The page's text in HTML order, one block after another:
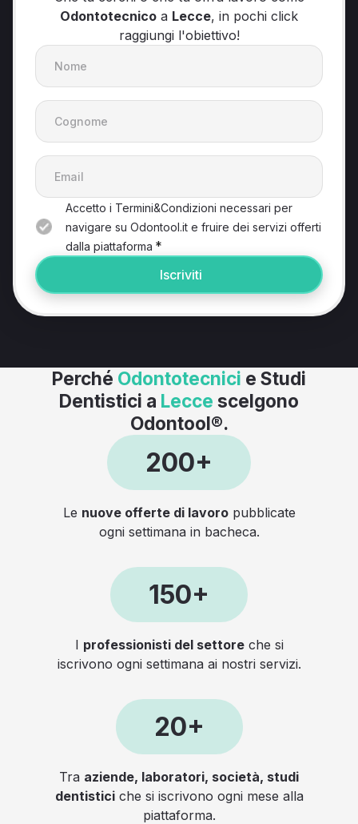
Odontotecnico a Lecce, in pochi click
raggiungi l'obiettivo!
Accetto i Termini&Condizioni necessari per
navigare su Odontool.it e fruire dei servizi offerti
dalla piattaforma *
Iscriviti
Perché Odontotecnici e Studi
Dentistici a Lecce scelgono
Odontool®.
200+
Le nuove offerte di lavoropubblicate
ogni settimana in bacheca.
150+
I professionisti del settoreche si
iscrivono ogni settimana ai nostri servizi.
20+
Tra aziende, laboratori, società, studi
dentisticiche si iscrivono ogni mese alla
piattaforma.